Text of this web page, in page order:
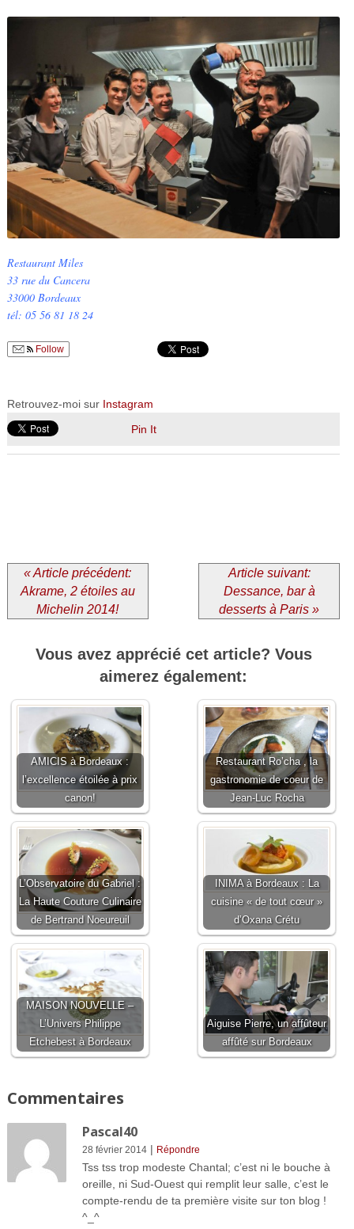
Restaurant Miles
33 rue du Cancera
33000 Bordeaux
tél: 05 56 81 18 24
Follow
Retrouvez-moi sur Instagram
Pin It
« Article précédent:
Akrame, 2 étoiles au
Michelin 2014!
Article suivant:
Dessance, bar à
desserts à Paris »
Vous avez apprécié cet article? Vous
aimerez également:
AMICIS à Bordeaux :
l’excellence étoilée à prix
canon!
Restaurant Ro’cha , la
gastronomie de coeur de
Jean-Luc Rocha
L’Observatoire du Gabriel :
La Haute Couture Culinaire
de Bertrand Noeureuil
INIMA à Bordeaux : La
cuisine « de tout cœur »
d’Oxana Crétu
MAISON NOUVELLE –
L’Univers Philippe
Etchebest à Bordeaux
Aiguise Pierre, un affûteur
affûté sur Bordeaux
Commentaires
Pascal40
28 février 2014| Répondre
Tss tss trop modeste Chantal; c’est ni le bouche à
oreille, ni Sud-Ouest qui remplit leur salle, c’est le
compte-rendu de ta première visite sur ton blog !
^_^